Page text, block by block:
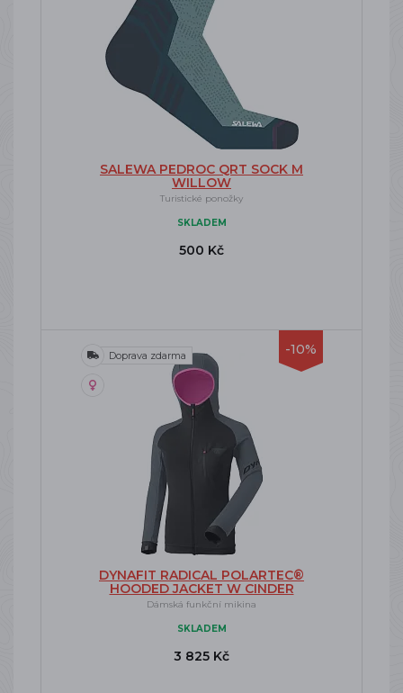
SALEWA PEDROC QRT SOCK M
WILLOW
Turistické ponožky
SKLADEM
500 Kč
-10%
Doprava zdarma
DYNAFIT RADICAL POLARTEC®
HOODED JACKET W CINDER
Dámská funkční mikina
SKLADEM
3 825 Kč